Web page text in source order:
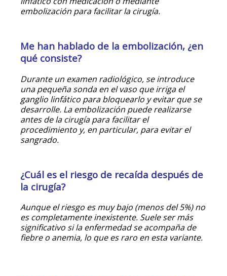
embolización para facilitar la cirugía.
Me han hablado de la embolización, ¿en
qué consiste?
Durante un examen radiológico, se introduce
una pequeña sonda en el vaso que irriga el
ganglio linfático para bloquearlo y evitar que se
desarrolle. La embolización puede realizarse
antes de la cirugía para facilitar el
procedimiento y, en particular, para evitar el
sangrado.
¿Cuál es el riesgo de recaída después de
la cirugía?
Aunque el riesgo es muy bajo (menos del 5%) no
es completamente inexistente. Suele ser más
significativo si la enfermedad se acompaña de
fiebre o anemia, lo que es raro en esta variante.